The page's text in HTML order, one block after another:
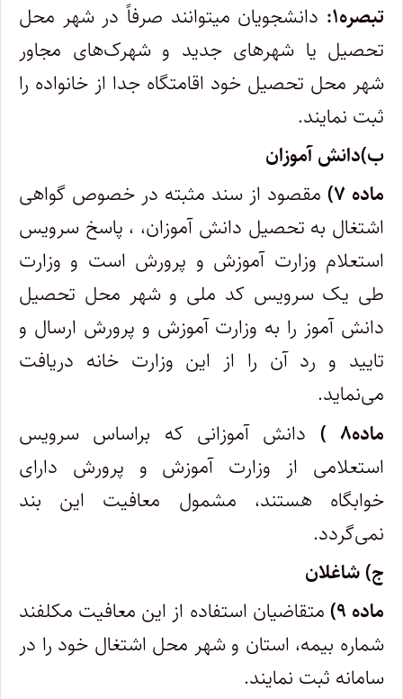
تبصره۱:
دانشجویان میتوانند صرفاً در شهر محل
تحصیل یا شهرهای جدید و شهرک‌های مجاور
شهر محل تحصیل خود اقامتگاه جدا از خانواده را
ثبت نمایند.
ب)دانش آموزان
ماده ۷)
مقصود از سند مثبته در خصوص گواهی
اشتغال به تحصیل دانش آموزان، ، پاسخ سرویس
استعلام وزارت آموزش و پرورش است و وزارت
طی یک سرویس کد ملی و شهر محل تحصیل
دانش آموز را به وزارت آموزش و پرورش ارسال و
تایید و رد آن را از این وزارت خانه دریافت
می‌نماید.
ماده۸ )
دانش آموزانی که براساس سرویس
استعلامی از وزارت آموزش و پرورش دارای
خوابگاه هستند، مشمول معافیت این بند
نمی‌گردد.
ج) شاغلان
ماده ۹)
متقاضیان استفاده از این معافیت مکلفند
شماره بیمه، استان و شهر محل اشتغال خود را در
سامانه ثبت نمایند.